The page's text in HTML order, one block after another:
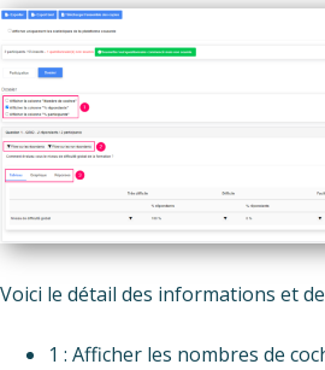
Voici le détail des informations et
1 : Afficher les nombres de